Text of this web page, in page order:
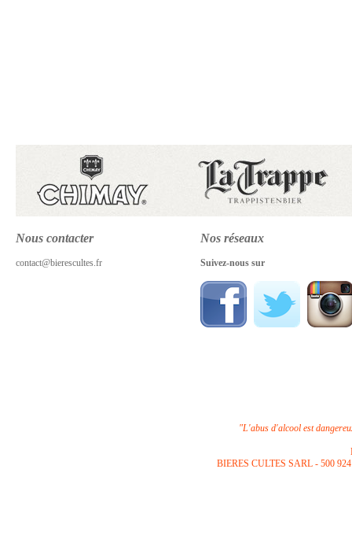
Nous contacter
contact@bierescultes.fr
Nos réseaux
Suivez-nous sur
"L'abus d'alcool est
BIERES CULTES SARL - 500